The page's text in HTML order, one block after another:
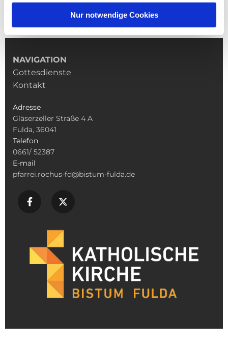
Nur notwendige Cookies
NAVIGATION
Gottesdienste
Kontakt
Adresse
Gläserzeller Straße 4 A
Fulda, 36041
Telefon
0661/ 52387
E-mail
pfarrei.rochus-fd@bistum-fulda.de